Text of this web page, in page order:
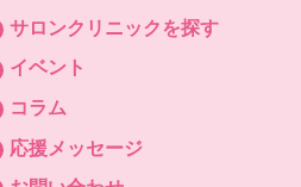
サロンクリニックを探す
イベント
コラム
応援メッセージ